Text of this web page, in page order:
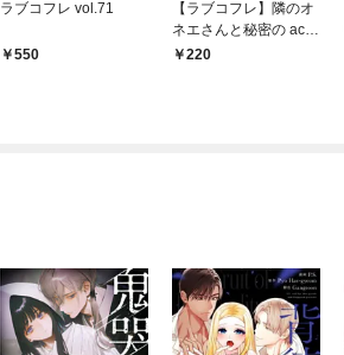
ラブコフレ vol.71
550
【ラブコフレ】隣のオ
ネエさんと秘密の act.
29220